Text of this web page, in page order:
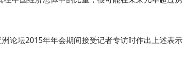
论坛2015年年会期间接受记者专访时作出上述表示